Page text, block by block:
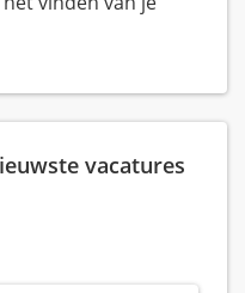
vacatures